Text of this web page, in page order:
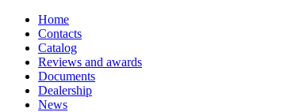
Home
Contacts
Catalog
Reviews and awards
Documents
Dealership
News